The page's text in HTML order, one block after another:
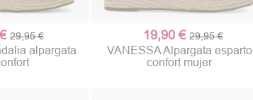
29,95 €
alpargata
19,90 € 29,95 €
VANESSA Alpargata esparto
confort mujer